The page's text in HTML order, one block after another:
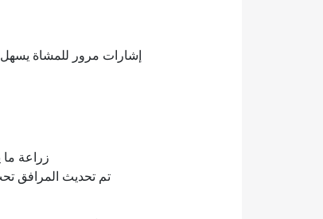
إشارات مرور للمشاة
زراعة ما يقارب 200 شجرة جديدة وتنسيق
تم تحديث المرافق